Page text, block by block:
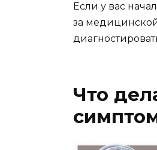
Если у вас
за
Что